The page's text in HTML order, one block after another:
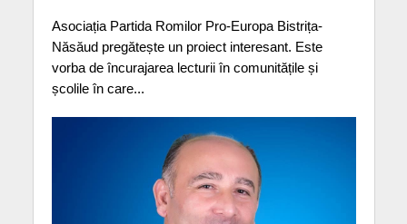
Asociația Partida Romilor Pro-Europa Bistrița-
Năsăud pregătește un proiect interesant. Este
vorba de încurajarea lecturii în comunitățile și
școlile în care...